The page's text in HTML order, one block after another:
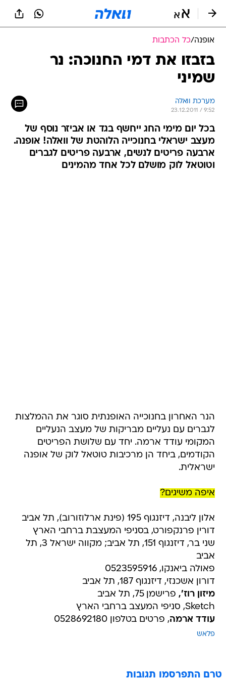
אופנה/כל הכתבות
בזבזו את דמי החנוכה: נר
שמיני
מערכת וואלה
23.12.2011 / 9:52
בכל יום מימי החג ייחשף בגד או אביזר נוסף של
מעצב ישראלי בחנוכייה הלוהטת של וואלה! אופנה.
ארבעה פריטים לנשים, ארבעה פריטים לגברים
וטוטאל לוק מושלם לכל אחד מהמינים
הנר האחרון בחנוכייה האופנתית סוגר את ההמלצות
לגברים עם נעליים מבריקות של מעצב הנעליים
המקומי עודד ארמה. יחד עם שלושת הפריטים
הקודמים, ביחד הן מרכיבות טוטאל לוק של אופנה
ישראלית.
איפה משיגים?
אלון ליבנה, דיזנגוף 195 (פינת ארלוזורוב), תל אביב
דורין פרנקפורט, בסניפי המעצבת ברחבי הארץ
שני בר, דיזנגוף 151, תל אביב; מקווה ישראל 3, תל
אביב
פאולה ביאנקו, 0523595916
דורון אשכנזי, דיזנגוף 187, תל אביב
מיזון רוז', פרישמן 75, תל אביב
Sketch, סניפי המעצב ברחבי הארץ
עודד ארמה, פרטים בטלפון 0528692180
פלאש
טרם התפרסמו תגובות